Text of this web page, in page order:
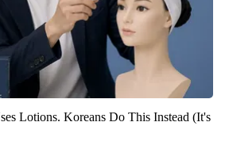
Lotions. Koreans Do This Instead (It's